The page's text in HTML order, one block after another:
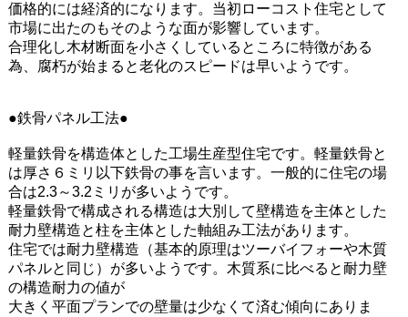
価格的には経済的になります。当初ローコスト住宅として
市場に出たのもそのような面が影響しています。
合理化し木材断面を小さくしているところに特徴がある
為、腐朽が始まると老化のスピードは早いようです。
●鉄骨パネル工法●
軽量鉄骨を構造体とした工場生産型住宅です。軽量鉄骨と
は厚さ６ミリ以下鉄骨の事を言います。一般的に住宅の場
合は2.3～3.2ミリが多いようです。
軽量鉄骨で構成される構造は大別して壁構造を主体とした
耐力壁構造と柱を主体とした軸組み工法があります。
住宅では耐力壁構造（基本的原理はツーバイフォーや木質
パネルと同じ）が多いようです。木質系に比べると耐力壁
の構造耐力の値が
大きく平面プランでの壁量は少なくて済む傾向にありま